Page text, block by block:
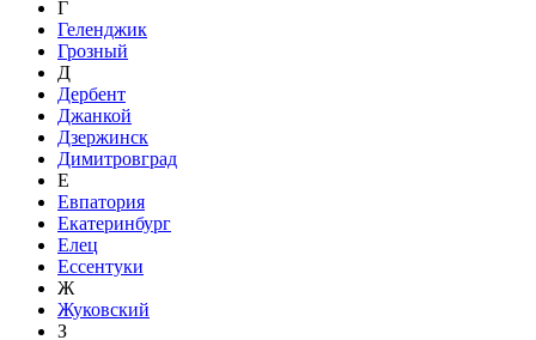
Г
Геленджик
Грозный
Д
Дербент
Джанкой
Дзержинск
Димитровград
Е
Евпатория
Екатеринбург
Елец
Ессентуки
Ж
Жуковский
З